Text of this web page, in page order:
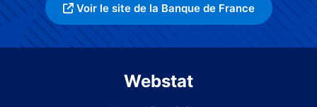
Voir le site de la Banque de France
Webstat